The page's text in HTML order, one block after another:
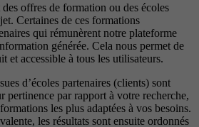
offres de formation ou des écoles
Certaines de ces formations
qui rémunèrent notre plateforme
générée. Cela nous permet de
et accessible à tous les utilisateurs.
d’écoles partenaires (clients) sont
pertinence par rapport à votre recherche,
les plus adaptées à vos besoins.
les résultats sont ensuite ordonnés